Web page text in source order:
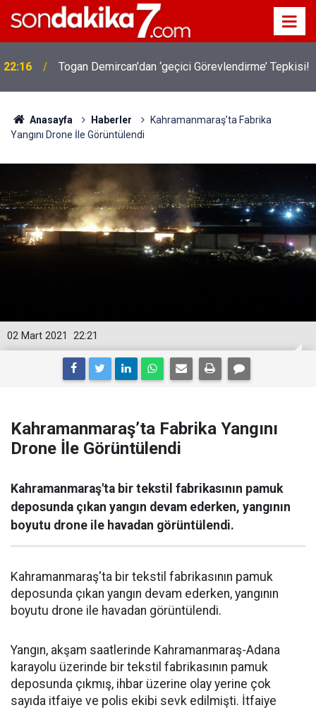
22:16 Togan Demircan’dan ‘geçici Görevlendirme’ Tepkisi!
Anasayfa Haberler
Kahramanmaraş’ta Fabrika
Yangını Drone İle Görüntülendi
22:21
02 Mart 2021
Kahramanmaraş’ta Fabrika Yangını
Drone İle Görüntülendi
Kahramanmaraş'ta bir tekstil fabrikasının pamuk
deposunda çıkan yangın devam ederken, yangının
boyutu drone ile havadan görüntülendi.
Kahramanmaraş'ta bir tekstil fabrikasının pamuk
deposunda çıkan yangın devam ederken, yangının
boyutu drone ile havadan görüntülendi.
Yangın, akşam saatlerinde Kahramanmaraş-Adana
karayolu üzerinde bir tekstil fabrikasının pamuk
deposunda çıkmış, ihbar üzerine olay yerine çok
sayıda itfaiye ve polis ekibi sevk edilmişti. İtfaiye